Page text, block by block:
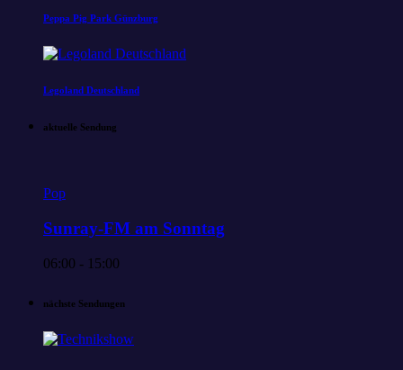
Peppa Pig Park Günzburg
Legoland Deutschland
aktuelle Sendung
Pop
Sunray-FM am Sonntag
06:00 - 15:00
nächste Sendungen